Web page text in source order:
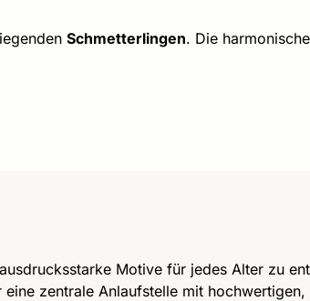
Schmetterlingen. Die
Motive für jedes Alter zu
zentrale Anlaufstelle mit